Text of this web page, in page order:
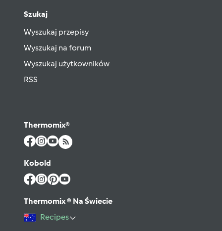
Szukaj
Wyszukaj przepisy
Wyszukaj na forum
Wyszukaj użytkowników
RSS
Thermomix®
Kobold
Thermomix ® Na Świecie
Recipes